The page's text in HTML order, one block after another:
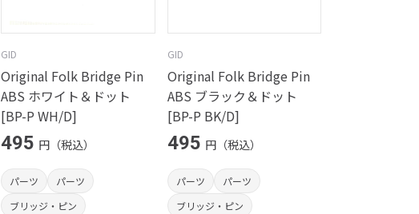
GID
Original Folk Bridge Pin
ABS ホワイト＆ドット
[BP-P WH/D]
495 円（税込）
パーツ
パーツ
ブリッジ・ピン
GID
Original Folk Bridge Pin
ABS ブラック＆ドット
[BP-P BK/D]
495 円（税込）
パーツ
パーツ
ブリッジ・ピン